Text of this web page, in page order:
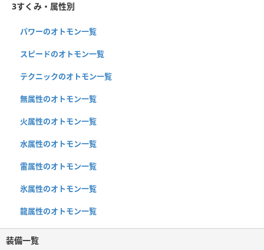
3すくみ・属性別
パワーのオトモン一覧
スピードのオトモン一覧
テクニックのオトモン一覧
無属性のオトモン一覧
火属性のオトモン一覧
水属性のオトモン一覧
雷属性のオトモン一覧
氷属性のオトモン一覧
龍属性のオトモン一覧
装備一覧